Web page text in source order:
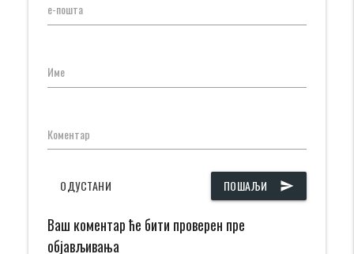
е-пошта
Име
Коментар
ПОШАЉИ send
ОДУСТАНИ
Ваш коментар ће бити проверен пре
објављивања